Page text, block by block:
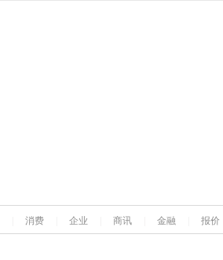
消费 企业 商讯 金融 报价